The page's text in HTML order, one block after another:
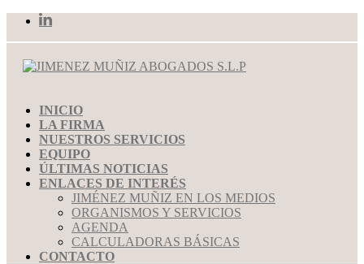
INICIO
LA FIRMA
NUESTROS SERVICIOS
EQUIPO
ÚLTIMAS NOTICIAS
ENLACES DE INTERÉS
JIMÉNEZ MUÑIZ EN LOS MEDIOS
ORGANISMOS Y SERVICIOS
AGENDA
CALCULADORAS BÁSICAS
CONTACTO